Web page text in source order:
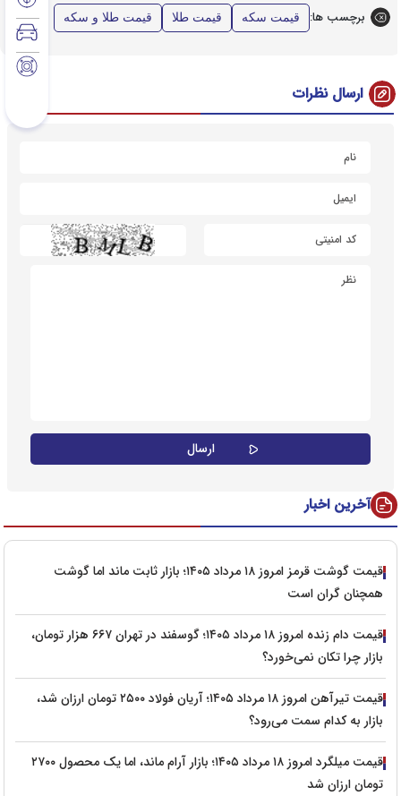
برچسب ها: قیمت سکه قیمت طلا قیمت طلا و سکه
ارسال نظرات
آخرین اخبار
قیمت گوشت قرمز امروز ۱۸ مرداد ۱۴۰۵؛ بازار ثابت ماند اما گوشت
همچنان گران است
قیمت دام زنده امروز ۱۸ مرداد ۱۴۰۵؛ گوسفند در تهران ۶۶۷ هزار تومان،
بازار چرا تکان نمی‌خورد؟
قیمت تیرآهن امروز ۱۸ مرداد ۱۴۰۵؛ آریان فولاد ۲۵۰۰ تومان ارزان شد،
بازار به کدام سمت می‌رود؟
قیمت میلگرد امروز ۱۸ مرداد ۱۴۰۵؛ بازار آرام ماند، اما یک محصول ۲۷۰۰
تومان ارزان شد